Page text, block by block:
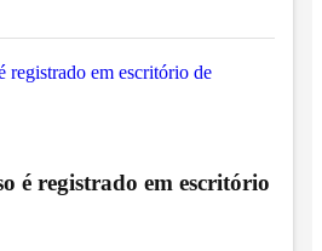
é registrado em escritório